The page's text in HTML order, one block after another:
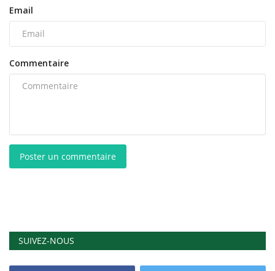
Email
Commentaire
Poster un commentaire
SUIVEZ-NOUS